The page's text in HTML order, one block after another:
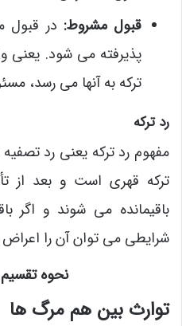
قبول مشروط: در قبول
پذیرفته می شود. یعنی
ترکه به آنها می رسد،
رد ترکه
مفهوم رد ترکه یعنی رد
ترکه قهری است و بعد از
باقیمانده می شوند و اگر
شرایطی می توان آن را
نحوه
توارث بین هم مرگ ها